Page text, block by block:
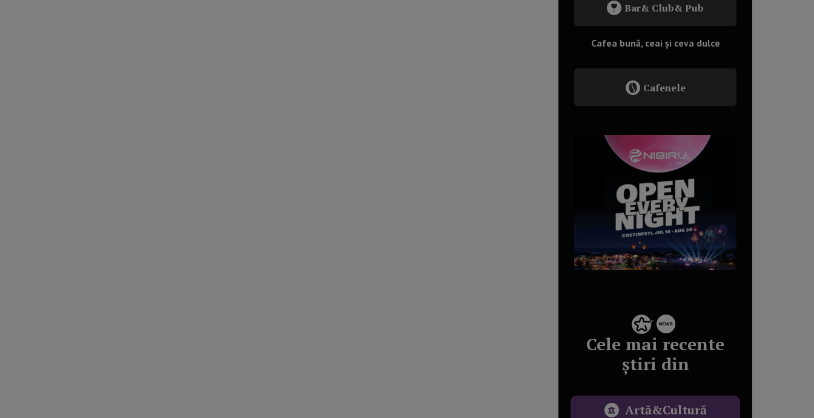
Bar& Club& Pub
Cafea bună, ceai și ceva dulce
Cafenele
Cele mai recente
știri din
Artă&Cultură